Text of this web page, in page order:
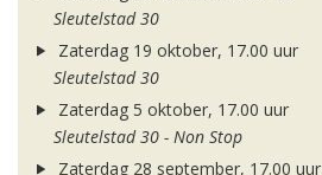
Sleutelstad 30
Zaterdag 19 oktober, 17.00 uur
Sleutelstad 30
Zaterdag 5 oktober, 17.00 uur
Sleutelstad 30 - Non Stop
Zaterdag 28 september, 17.00 uur